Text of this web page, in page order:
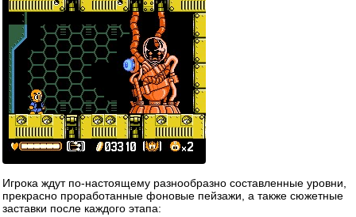
Игрока ждут по-настоящему разнообразно составленные уровни,
прекрасно проработанные фоновые пейзажи, а также сюжетные
заставки после каждого этапа: